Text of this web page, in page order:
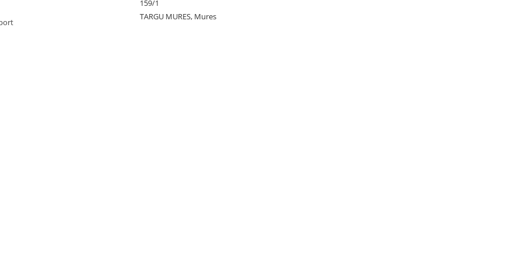
159/1
TARGU MURES, Mures